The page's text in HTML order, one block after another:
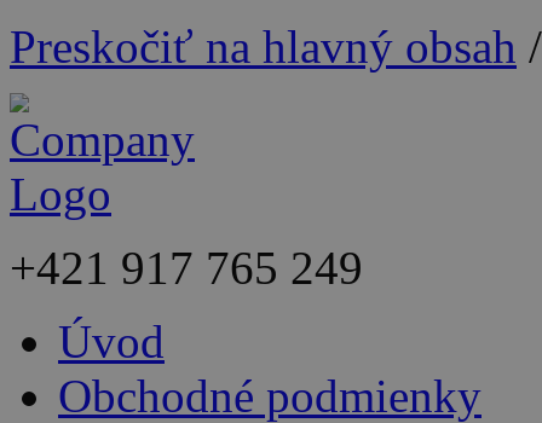
Preskočiť na hlavný obsah
+421 917 765 249
Úvod
Obchodné podmienky